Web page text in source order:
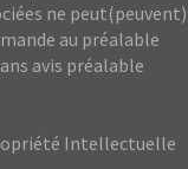
ne peut(peuvent)
au préalable
avis préalable
Intellectuelle